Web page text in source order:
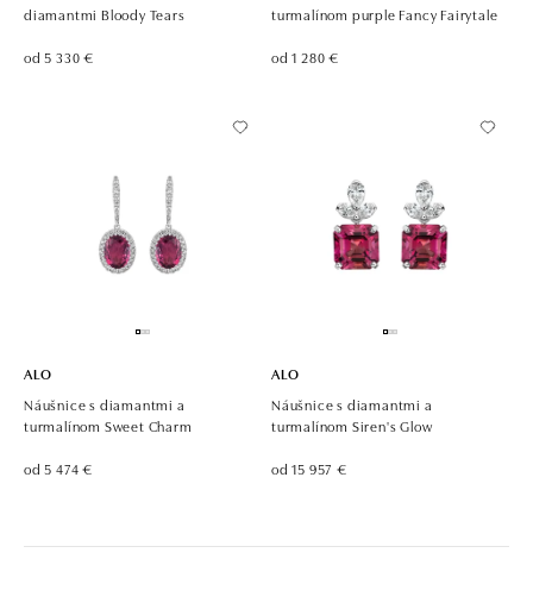
diamantmi Bloody Tears
od 5 330 €
turmalínom purple Fancy Fairytale
od 1 280 €
ALO
Náušnice s diamantmi a
turmalínom Sweet Charm
od 5 474 €
ALO
Náušnice s diamantmi a
turmalínom Siren's Glow
od 15 957 €